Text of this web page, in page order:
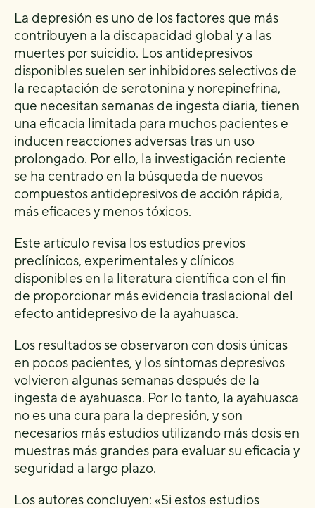
La depresión es uno de los factores que más
contribuyen a la discapacidad global y a las
muertes por suicidio. Los antidepresivos
disponibles suelen ser inhibidores selectivos de
la recaptación de serotonina y norepinefrina,
que necesitan semanas de ingesta diaria, tienen
una eficacia limitada para muchos pacientes e
inducen reacciones adversas tras un uso
prolongado. Por ello, la investigación reciente
se ha centrado en la búsqueda de nuevos
compuestos antidepresivos de acción rápida,
más eficaces y menos tóxicos.
Este artículo revisa los estudios previos
preclínicos, experimentales y clínicos
disponibles en la literatura científica con el fin
de proporcionar más evidencia traslacional del
efecto antidepresivo de la ayahuasca.
Los resultados se observaron con dosis únicas
en pocos pacientes, y los síntomas depresivos
volvieron algunas semanas después de la
ingesta de ayahuasca. Por lo tanto, la ayahuasca
no es una cura para la depresión, y son
necesarios más estudios utilizando más dosis en
muestras más grandes para evaluar su eficacia y
seguridad a largo plazo.
Los autores concluyen: «Si estos estudios